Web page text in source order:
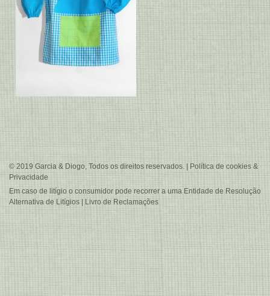
© 2019 Garcia & Diogo, Todos os direitos reservados. | Política de cookies &
Privacidade
Em caso de litígio o consumidor pode recorrer a uma Entidade de Resolução
Alternativa de Litígios | Livro de Reclamações